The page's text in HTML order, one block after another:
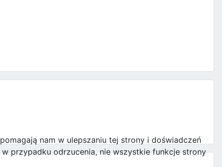
nam w ulepszaniu tej strony i doświadczeń
przypadku odrzucenia, nie wszystkie funkcje strony